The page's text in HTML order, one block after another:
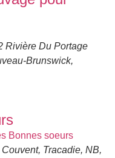
Rivière Du Portage
Brunswick,
Bonnes soeurs
Tracadie, NB,